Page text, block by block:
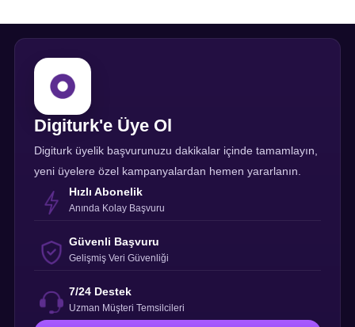
Digiturk'e Üye Ol
Digiturk üyelik başvurunuzu dakikalar içinde tamamlayın,
yeni üyelere özel kampanyalardan hemen yararlanın.
Hızlı Abonelik
Anında Kolay Başvuru
Güvenli Başvuru
Gelişmiş Veri Güvenliği
7/24 Destek
Uzman Müşteri Temsilcileri